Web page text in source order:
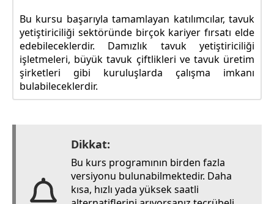
Bu kursu başarıyla tamamlayan katılımcılar, tavuk
yetiştiriciliği sektöründe birçok kariyer fırsatı elde
edebileceklerdir. Damızlık tavuk yetiştiriciliği
işletmeleri, büyük tavuk çiftlikleri ve tavuk üretim
şirketleri gibi kuruluşlarda çalışma imkanı
bulabileceklerdir.
Dikkat:
Bu kurs programının birden fazla
versiyonu bulunabilmektedir. Daha
kısa, hızlı yada yüksek saatli